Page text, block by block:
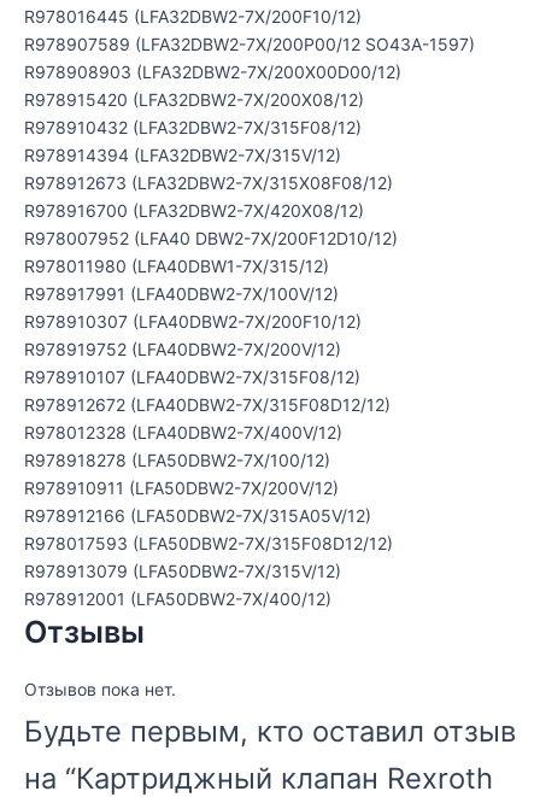
R978016445 (LFA32DBW2-7X/200F10/12)
R978907589 (LFA32DBW2-7X/200P00/12 SO43A-1597)
R978908903 (LFA32DBW2-7X/200X00D00/12)
R978915420 (LFA32DBW2-7X/200X08/12)
R978910432 (LFA32DBW2-7X/315F08/12)
R978914394 (LFA32DBW2-7X/315V/12)
R978912673 (LFA32DBW2-7X/315X08F08/12)
R978916700 (LFA32DBW2-7X/420X08/12)
R978007952 (LFA40 DBW2-7X/200F12D10/12)
R978011980 (LFA40DBW1-7X/315/12)
R978917991 (LFA40DBW2-7X/100V/12)
R978910307 (LFA40DBW2-7X/200F10/12)
R978919752 (LFA40DBW2-7X/200V/12)
R978910107 (LFA40DBW2-7X/315F08/12)
R978912672 (LFA40DBW2-7X/315F08D12/12)
R978012328 (LFA40DBW2-7X/400V/12)
R978918278 (LFA50DBW2-7X/100/12)
R978910911 (LFA50DBW2-7X/200V/12)
R978912166 (LFA50DBW2-7X/315A05V/12)
R978017593 (LFA50DBW2-7X/315F08D12/12)
R978913079 (LFA50DBW2-7X/315V/12)
R978912001 (LFA50DBW2-7X/400/12)
Отзывы
Отзывов пока нет.
Будьте первым, кто оставил отзыв
на “Картриджный клапан Rexroth